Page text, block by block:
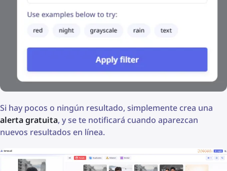
Si hay pocos o ningún resultado, simplemente crea una
alerta gratuita, y se te notificará cuando aparezcan
nuevos resultados en línea.